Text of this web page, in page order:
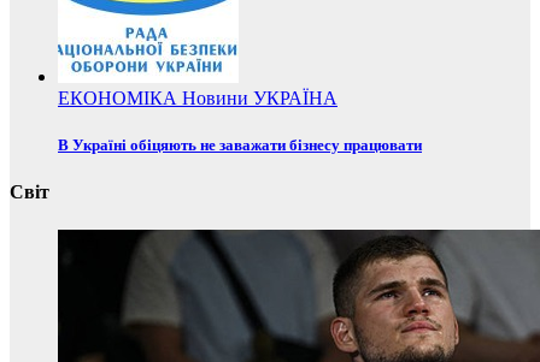
ЕКОНОМІКА Новини УКРАЇНА
В Україні обіцяють не заважати бізнесу працювати
Світ